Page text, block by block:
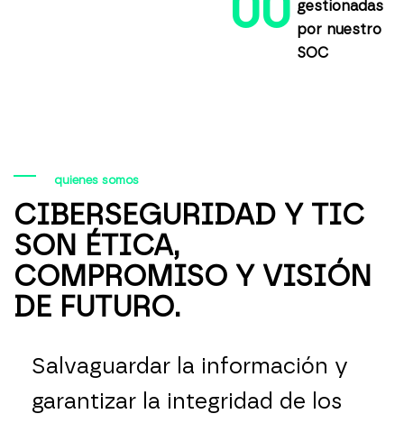
gestionadas
por nuestro
SOC
quienes somos
CIBERSEGURIDAD Y TIC
SON ÉTICA,
COMPROMISO Y VISIÓN
DE FUTURO.
Salvaguardar la información y
garantizar la integridad de los